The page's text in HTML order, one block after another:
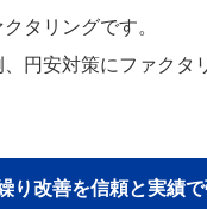
タリングです。
円安対策にファクタ
改善を信頼と実績で